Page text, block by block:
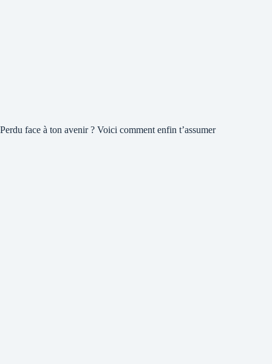
Perdu face à ton avenir ? Voici comment enfin t’assumer